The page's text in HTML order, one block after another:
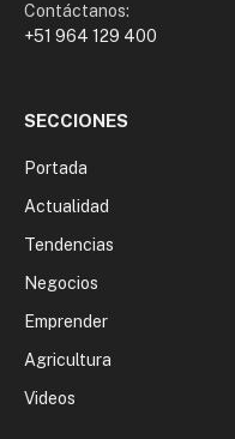
Contáctanos:
+51 964 129 400
SECCIONES
Portada
Actualidad
Tendencias
Negocios
Emprender
Agricultura
Videos